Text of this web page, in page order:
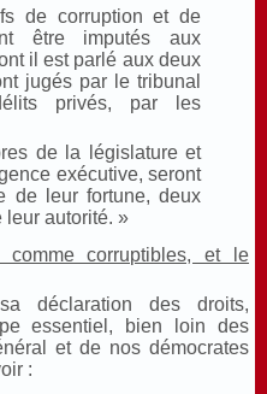
de corruption et de
être imputés aux
il est parlé aux deux
jugés par le tribunal
privés, par les
de la législature et
exécutive, seront
de leur fortune, deux
leur autorité. »
comme corruptibles, et le
déclaration des droits,
essentiel, bien loin des
et de nos démocrates
: